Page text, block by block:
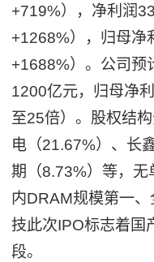
+719%），净利润
+1268%），归母净
+1688%）。公司预
1200亿元，归母净
至25倍）。股权结
电（21.67%）、长
期（8.73%）等，无
内DRAM规模第一
技此次IPO标志着国
段。